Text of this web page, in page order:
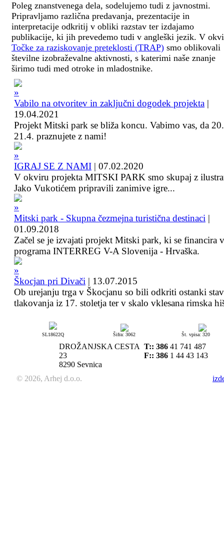
Poleg znanstvenega dela, sodelujemo tudi z javnostmi.
Pripravljamo različna predavanja, prezentacije in
interpretacije odkritij v obliki razstav ter izdajamo
publikacije, ki jih prevedemo tudi v angleški jezik. V
Točke za raziskovanje preteklosti (TRAP) smo oblikovali
številne izobraževalne aktivnosti, s katerimi naše znanje
širimo tudi med otroke in mladostnike.
Vabilo na otvoritev in zaključni dogodek projekta |
19.04.2021
Projekt Mitski park se bliža koncu. Vabimo vas, da
21.4. praznujete z nami!
IGRAJ SE Z NAMI | 07.02.2020
V okviru projekta MITSKI PARK smo skupaj z
Jako Vukotićem pripravili zanimive igre...
Mitski park - Skupna čezmejna turistična destinaci |
01.09.2018
Začel se je izvajati projekt Mitski park, ki se financira
programa INTERREG V-A Slovenija - Hrvaška.
Škocjan pri Divači | 13.07.2015
Ob urejanju trga v Škocjanu so bili odkriti ostanki
tlakovanja iz 17. stoletja ter v skalo vklesana rimska
SL18622Q Šifra: 3062 Št. vpisa: 320
DROŽANJSKA CESTA
23
8290 Sevnica
T:: 386 41 741 487
F:: 386 1 44 43 143
© 2026, Arhej d.o.o.